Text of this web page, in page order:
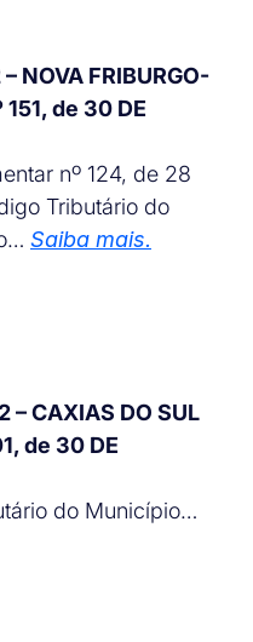
NOVA FRIBURGO-
de 30 DE
nº 124, de 28
Tributário do
Saiba mais.
CAXIAS DO SUL
de 30 DE
do Município…